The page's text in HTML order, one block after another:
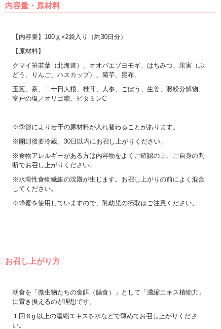
内容量・原材料
【内容量】100ｇ×2袋入り（約30日分）
【原材料】
クマイ笹若葉（北海道）、オオバエゾヨモギ、はちみつ、果実（ぶ
どう、りんご、ハスカップ）、菊芋、昆布、
玉葱、茶、二十日大根、椎茸、人参、ごぼう、生姜、澱粉分解物、
室戸の塩／オリゴ糖、ビタミンC
※季節により若干の原材料が入れ替わることがあります。
※開封後要冷蔵。30日以内にお召し上がりください。
※食物アレルギーがある方は内容物をよくご確認の上、ご自身の判
断でお召し上がりください。
※水溶性食物繊維の沈殿が生じます。お召し上がりの前によく混合
してください。
※蜂蜜を使用していますので、乳幼児の摂取はご注意ください。
お召し上がり方
朝食を「微生物たちの食餌（腸食）」として「濃縮エキス植物力」
に置き換えるのが理想です。
１回６g 以上の濃縮エキスを水などで薄めてお召し上がりくださ
い。